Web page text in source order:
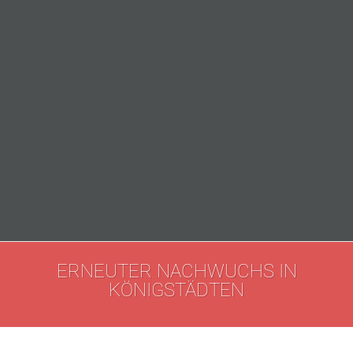
ERNEUTER NACHWUCHS IN
KÖNIGSTÄDTEN